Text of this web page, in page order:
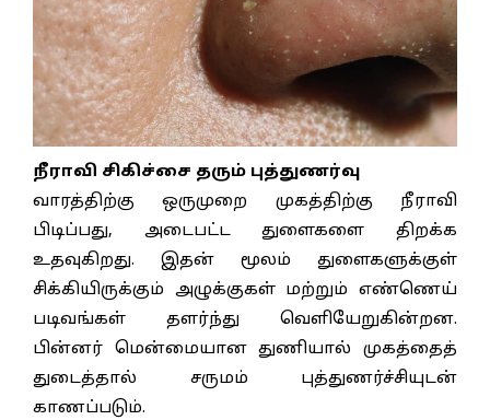
நீராவி சிகிச்சை தரும் புத்துணர்வு
வாரத்திற்கு ஒருமுறை முகத்திற்கு நீராவி
பிடிப்பது, அடைபட்ட துளைகளை திறக்க
உதவுகிறது. இதன் மூலம் துளைகளுக்குள்
சிக்கியிருக்கும் அழுக்குகள் மற்றும் எண்ணெய்
படிவங்கள் தளர்ந்து வெளியேறுகின்றன.
பின்னர் மென்மையான துணியால் முகத்தைத்
துடைத்தால் சருமம் புத்துணர்ச்சியுடன்
காணப்படும்.